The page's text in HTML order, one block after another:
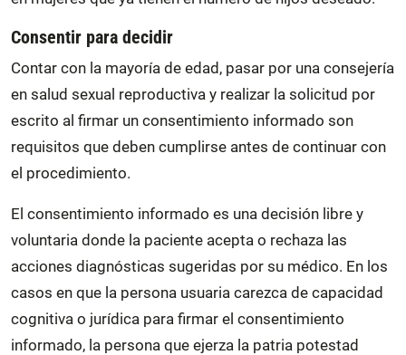
Consentir para decidir
Contar con la mayoría de edad, pasar por una consejería
en salud sexual reproductiva y realizar la solicitud por
escrito al firmar un consentimiento informado son
requisitos que deben cumplirse antes de continuar con
el procedimiento.
El consentimiento informado es una decisión libre y
voluntaria donde la paciente acepta o rechaza las
acciones diagnósticas sugeridas por su médico. En los
casos en que la persona usuaria carezca de capacidad
cognitiva o jurídica para firmar el consentimiento
informado, la persona que ejerza la patria potestad